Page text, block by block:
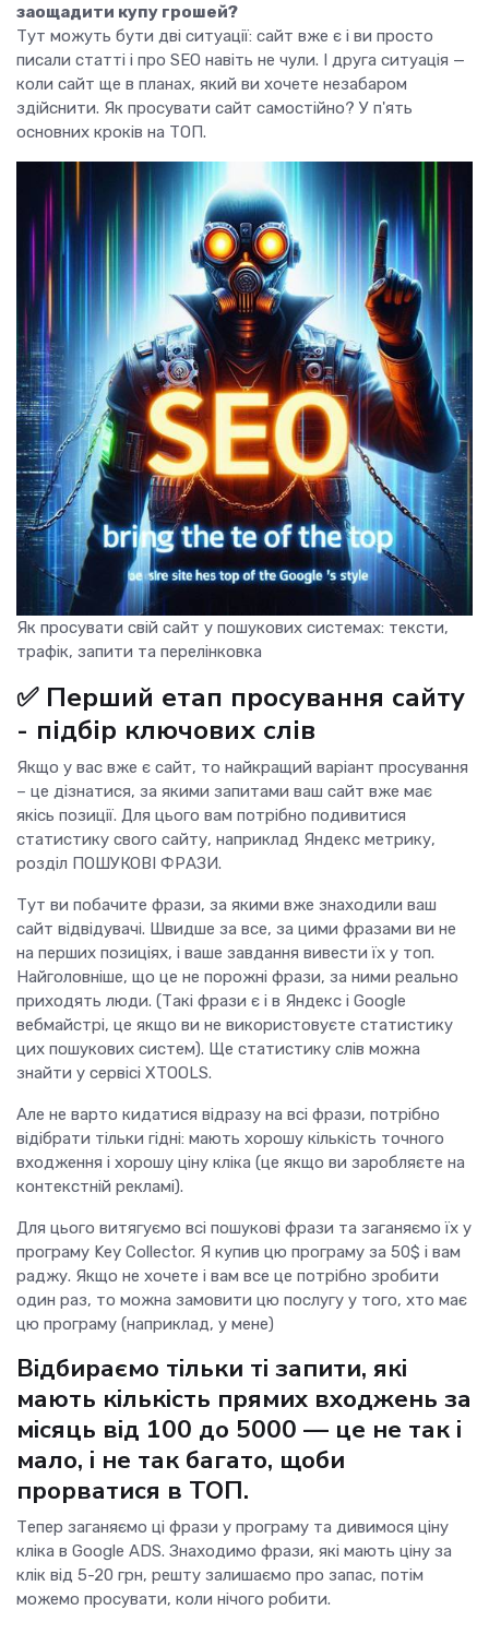
заощадити купу грошей?
Тут можуть бути дві ситуації: сайт вже є і ви просто
писали статті і про SEO навіть не чули. І друга ситуація —
коли сайт ще в планах, який ви хочете незабаром
здійснити. Як просувати сайт самостійно? У п'ять
основних кроків на ТОП.
Як просувати свій сайт у пошукових системах: тексти,
трафік, запити та перелінковка
✅ Перший етап просування сайту
- підбір ключових слів
Якщо у вас вже є сайт, то найкращий варіант просування
– це дізнатися, за якими запитами ваш сайт вже має
якісь позиції. Для цього вам потрібно подивитися
статистику свого сайту, наприклад Яндекс метрику,
розділ ПОШУКОВІ ФРАЗИ.
Тут ви побачите фрази, за якими вже знаходили ваш
сайт відвідувачі. Швидше за все, за цими фразами ви не
на перших позиціях, і ваше завдання вивести їх у топ.
Найголовніше, що це не порожні фрази, за ними реально
приходять люди. (Такі фрази є і в Яндекс і Google
вебмайстрі, це якщо ви не використовуєте статистику
цих пошукових систем). Ще статистику слів можна
знайти у сервісі XTOOLS.
Але не варто кидатися відразу на всі фрази, потрібно
відібрати тільки гідні: мають хорошу кількість точного
входження і хорошу ціну кліка (це якщо ви заробляєте на
контекстній рекламі).
Для цього витягуємо всі пошукові фрази та заганяємо їх у
програму Key Collector. Я купив цю програму за 50$ і вам
раджу. Якщо не хочете і вам все це потрібно зробити
один раз, то можна замовити цю послугу у того, хто має
цю програму (наприклад, у мене)
Відбираємо тільки ті запити, які
мають кількість прямих входжень за
місяць від 100 до 5000 — це не так і
мало, і не так багато, щоби
прорватися в ТОП.
Тепер заганяємо ці фрази у програму та дивимося ціну
кліка в Google ADS. Знаходимо фрази, які мають ціну за
клік від 5-20 грн, решту залишаємо про запас, потім
можемо просувати, коли нічого робити.